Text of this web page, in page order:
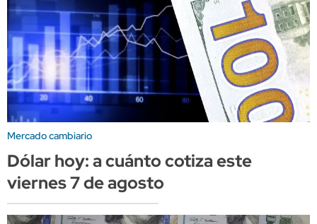
Mercado cambiario
Dólar hoy: a cuánto cotiza este
viernes 7 de agosto